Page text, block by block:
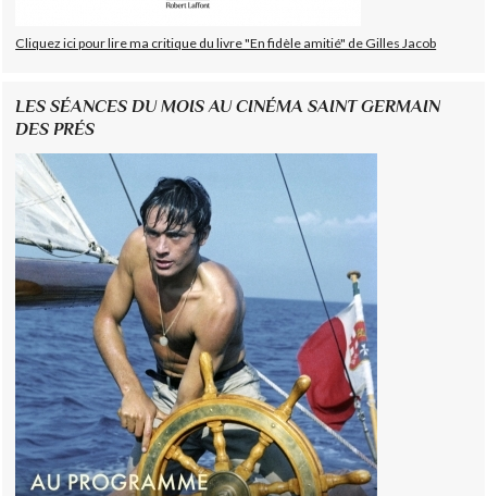
Cliquez ici pour lire ma critique du livre "En fidèle amitié" de Gilles Jacob
LES SÉANCES DU MOIS AU CINÉMA SAINT GERMAIN
DES PRÉS